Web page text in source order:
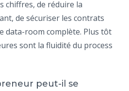
chiffres, de réduire la
de sécuriser les contrats
data-room complète. Plus tôt
sont la fluidité du process
peut-il se